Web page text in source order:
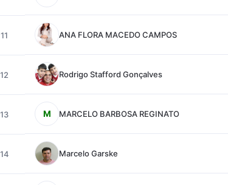
11 ANA FLORA MACEDO CAMPOS
12 Rodrigo Stafford Gonçalves
13 M MARCELO BARBOSA REGINATO
14 Marcelo Garske